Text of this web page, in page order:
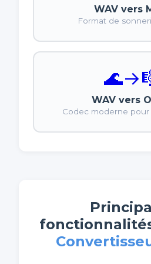
WAV vers
Format de
🌊→
WAV vers
Codec moderne pour